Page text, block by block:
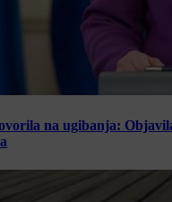
na ugibanja: